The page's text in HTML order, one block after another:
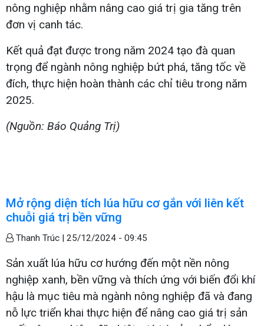
nông nghiệp nhằm nâng cao giá trị gia tăng trên
đơn vị canh tác.
Kết quả đạt được trong năm 2024 tạo đà quan
trọng để ngành nông nghiệp bứt phá, tăng tốc về
đích, thực hiện hoàn thành các chỉ tiêu trong năm
2025.
(Nguồn: Báo Quảng Trị)
Mở rộng diện tích lúa hữu cơ gắn với liên kết
chuỗi giá trị bền vững
Thanh Trúc | 25/12/2024 - 09:45
Sản xuất lúa hữu cơ hướng đến một nền nông
nghiệp xanh, bền vững và thích ứng với biến đổi khí
hậu là mục tiêu mà ngành nông nghiệp đã và đang
nỗ lực triển khai thực hiện để nâng cao giá trị sản